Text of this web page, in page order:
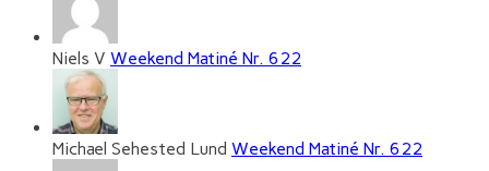
Niels V Weekend Matiné Nr. 622
Michael Sehested Lund Weekend Matiné Nr. 622